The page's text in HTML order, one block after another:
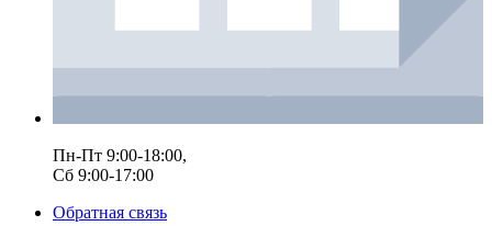
Пн-Пт 9:00-18:00,
Сб 9:00-17:00
Обратная связь